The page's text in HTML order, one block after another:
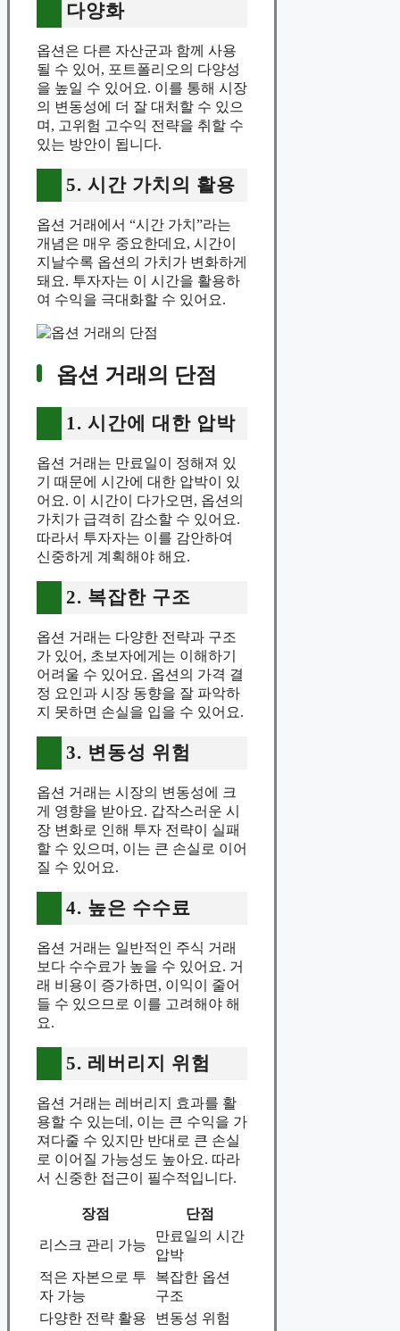
다양화
옵션은 다른 자산군과 함께 사용
될 수 있어, 포트폴리오의 다양성
을 높일 수 있어요. 이를 통해 시장
의 변동성에 더 잘 대처할 수 있으
며, 고위험 고수익 전략을 취할 수
있는 방안이 됩니다.
5. 시간 가치의 활용
옵션 거래에서 “시간 가치”라는
개념은 매우 중요한데요, 시간이
지날수록 옵션의 가치가 변화하게
돼요. 투자자는 이 시간을 활용하
여 수익을 극대화할 수 있어요.
옵션 거래의 단점
1. 시간에 대한 압박
옵션 거래는 만료일이 정해져 있
기 때문에 시간에 대한 압박이 있
어요. 이 시간이 다가오면, 옵션의
가치가 급격히 감소할 수 있어요.
따라서 투자자는 이를 감안하여
신중하게 계획해야 해요.
2. 복잡한 구조
옵션 거래는 다양한 전략과 구조
가 있어, 초보자에게는 이해하기
어려울 수 있어요. 옵션의 가격 결
정 요인과 시장 동향을 잘 파악하
지 못하면 손실을 입을 수 있어요.
3. 변동성 위험
옵션 거래는 시장의 변동성에 크
게 영향을 받아요. 갑작스러운 시
장 변화로 인해 투자 전략이 실패
할 수 있으며, 이는 큰 손실로 이어
질 수 있어요.
4. 높은 수수료
옵션 거래는 일반적인 주식 거래
보다 수수료가 높을 수 있어요. 거
래 비용이 증가하면, 이익이 줄어
들 수 있으므로 이를 고려해야 해
요.
5. 레버리지 위험
옵션 거래는 레버리지 효과를 활
용할 수 있는데, 이는 큰 수익을 가
져다줄 수 있지만 반대로 큰 손실
로 이어질 가능성도 높아요. 따라
서 신중한 접근이 필수적입니다.
장점 단점
리스크 관리 가능
만료일의 시간
압박
적은 자본으로 투
자 가능
복잡한 옵션
구조
다양한 전략 활용
변동성 위험